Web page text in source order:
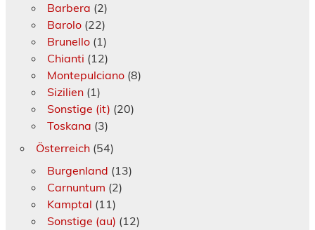
Barbera (2)
Barolo(22)
Brunello(1)
Chianti (12)
Montepulciano(8)
Sizilien(1)
Sonstige (it) (20)
Toskana (3)
Österreich(54)
Burgenland (13)
Carnuntum (2)
Kamptal (11)
Sonstige (au) (12)